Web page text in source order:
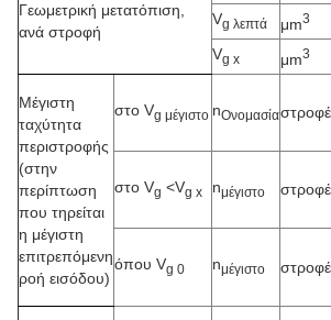
Γεωμετρική μετατόπιση,
ανά στροφή
Vg λεπτά μm3
Vg x μm3
Μέγιστη
ταχύτητα
περιστροφής
(στην
περίπτωση
που τηρείται
η μέγιστη
επιτρεπόμενη
ροή εισόδου)
στο Vg μέγιστο nΟνομασία
στο Vg <Vg x nμέγιστο
όπου Vg 0 nμέγιστο